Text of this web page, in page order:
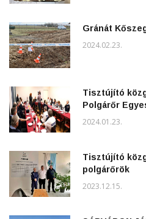
Gránát
2024.02.23.
Tisztújító
Polgárőr
2024.01.23.
Tisztújító
polgárőrök
2023.12.15.